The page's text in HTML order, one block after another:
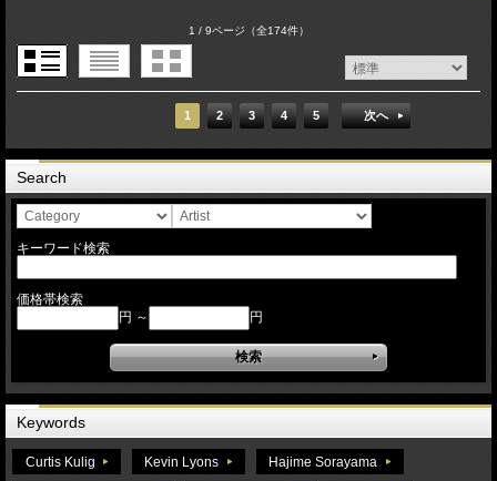
1 / 9ページ（全174件）
1 2 3 4 5 次へ
Search
キーワード検索
価格帯検索
円 ～
円
Keywords
Curtis Kulig Kevin Lyons Hajime Sorayama